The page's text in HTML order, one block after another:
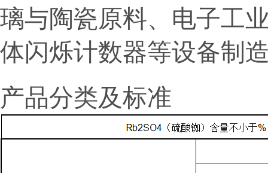
璃与陶瓷原料、电子工
体闪烁计数器等设备制
产品分类及标准